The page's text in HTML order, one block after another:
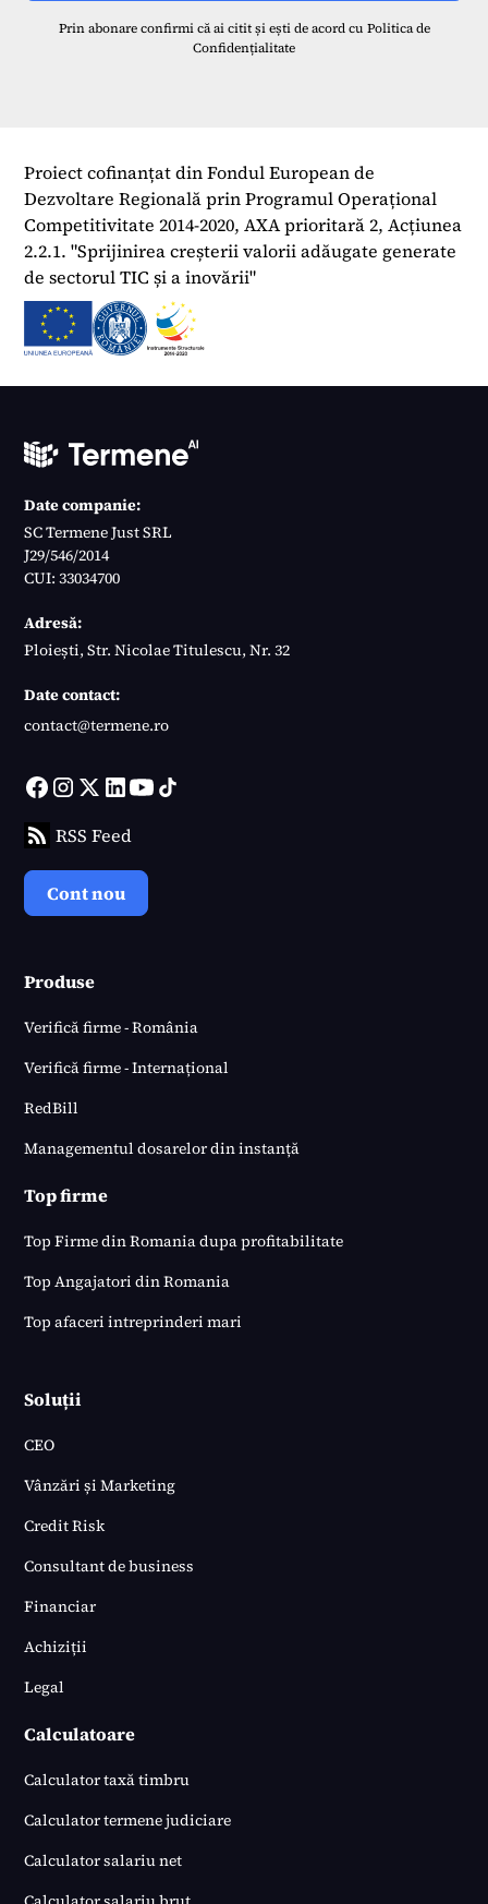
Prin abonare confirmi că ai citit și ești de acord cu Politica de
Confidențialitate
Proiect cofinanțat din Fondul European de
Dezvoltare Regională prin Programul Operațional
Competitivitate 2014-2020, AXA prioritară 2, Acțiunea
2.2.1. "Sprijinirea creșterii valorii adăugate generate
de sectorul TIC și a inovării"
Date companie:
SC Termene Just SRL
J29/546/2014
CUI: 33034700
Adresă:
Ploiești, Str. Nicolae Titulescu, Nr. 32
Date contact:
contact@termene.ro
RSS Feed
Cont nou
Produse
Verifică firme - România
Verifică firme - Internațional
RedBill
Managementul dosarelor din instanță
Top firme
Top Firme din Romania dupa profitabilitate
Top Angajatori din Romania
Top afaceri intreprinderi mari
Soluții
CEO
Vânzări și Marketing
Credit Risk
Consultant de business
Financiar
Achiziții
Legal
Calculatoare
Calculator taxă timbru
Calculator termene judiciare
Calculator salariu net